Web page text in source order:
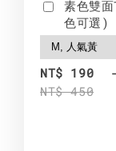
素色雙
色可選)
NT$ 190
NT$ 450